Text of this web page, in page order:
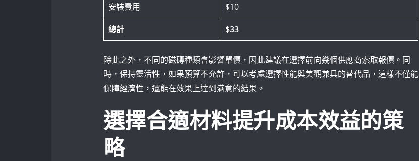
安裝費用 $10
總計 $33
除此之外，不同的磁磚種類會影響單價，因此建議在選擇前向幾個供應商索取報價。同
時，保持靈活性，如果預算不允許，可以考慮選擇性能與美觀兼具的替代品，這樣不僅能
保障經濟性，還能在效果上達到满意的結果。
選擇合適材料提升成本效益的策
略